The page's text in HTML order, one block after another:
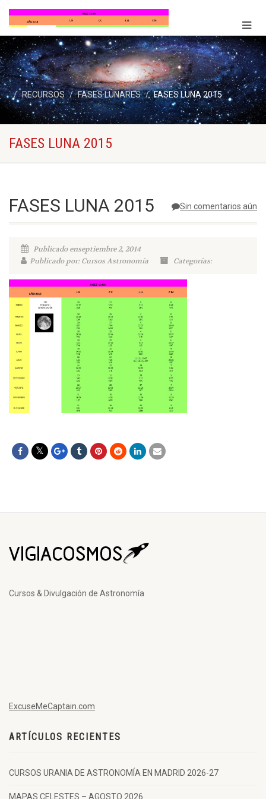
RECURSOS FASES LUNARES FASES LUNA 2015
FASES LUNA 2015
Sin comentarios aún
FASES LUNA 2015
Publicado enseptiembre 2, 2014
Publicado por: Cursos Astronomía
Categorías:
Cursos & Divulgación de Astronomía
ExcuseMeCaptain.com
ARTÍCULOS RECIENTES
CURSOS URANIA DE ASTRONOMÍA EN MADRID 2026-27
MAPAS CELESTES – AGOSTO 2026